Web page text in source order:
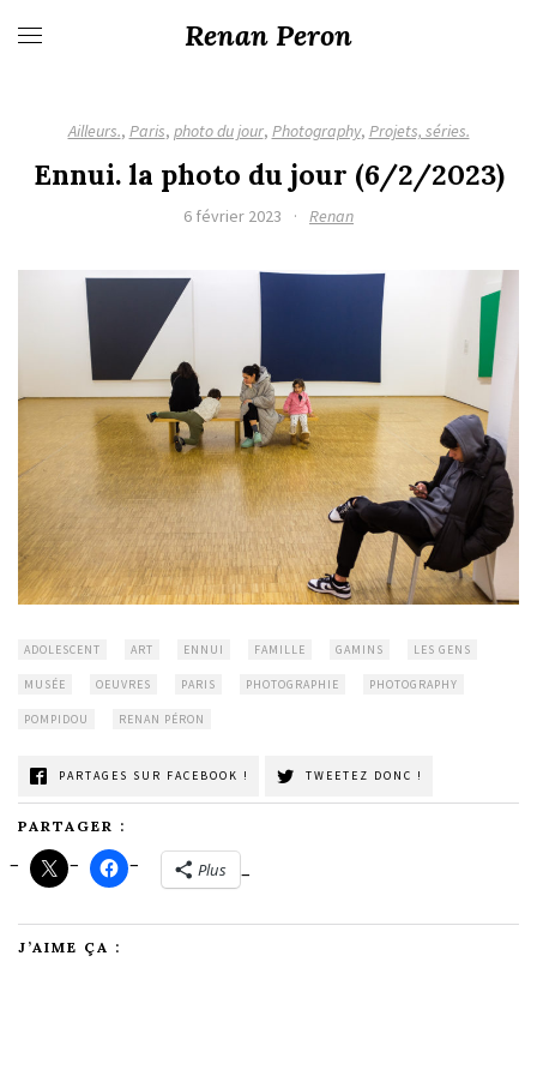
Renan Peron
Ailleurs., Paris, photo du jour, Photography, Projets, séries.
Ennui. la photo du jour (6/2/2023)
6 février 2023 · Renan
ADOLESCENT ART ENNUI FAMILLE GAMINS LES GENS
MUSÉE OEUVRES PARIS PHOTOGRAPHIE PHOTOGRAPHY
POMPIDOU RENAN PÉRON
PARTAGES SUR FACEBOOK ! TWEETEZ DONC !
PARTAGER :
Plus
J’AIME ÇA :